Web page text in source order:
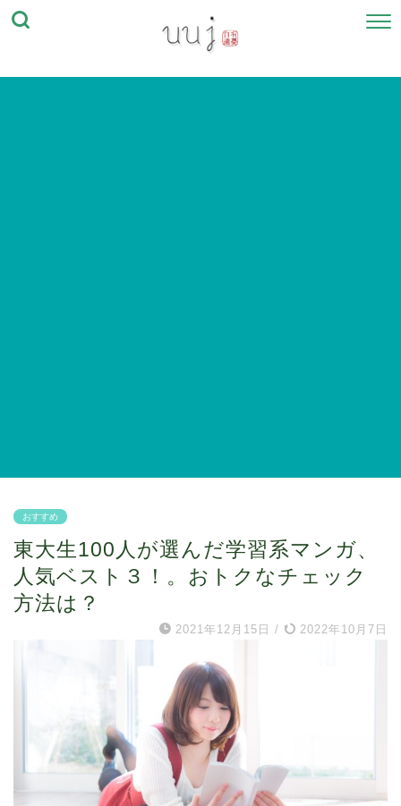
おすすめ
東大生100人が選んだ学習系マンガ、
人気ベスト３！。おトクなチェック
方法は？
2021年12月15日 / 2022年10月7日